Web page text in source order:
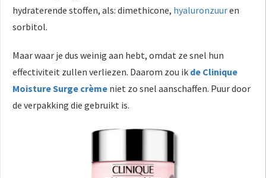
hydraterende stoffen, als: dimethicone, hyaluronzuuren
sorbitol.
Maar waar je dus weinig aan hebt, omdat ze snel hun
effectiviteit zullen verliezen. Daarom zou ik de Clinique
Moisture Surge crème niet zo snel aanschaffen. Puur door
de verpakking die gebruikt is.